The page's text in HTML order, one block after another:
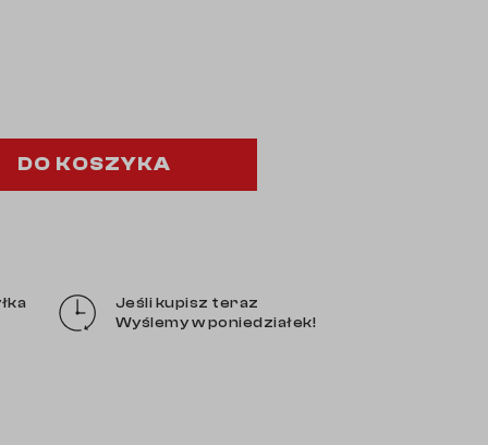
DO KOSZYKA
Jeśli kupisz teraz
Wyślemy w poniedziałek!